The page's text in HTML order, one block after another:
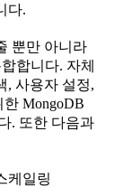
다.
뿐만 아니라
합니다. 자체
, 사용자 설정,
MongoDB
. 또한 다음과
케일링